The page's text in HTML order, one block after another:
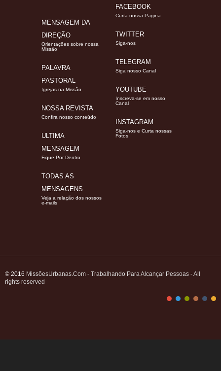
MENSAGEM DA
DIREÇÃO
Orientações sobre nossa
Missão
PALAVRA
PASTORAL
Igrejas na Missão
NOSSA REVISTA
Confira nosso conteúdo
ULTIMA
MENSAGEM
Fique Por Dentro
TODAS AS
MENSAGENS
Veja a relação dos nossos
e-mails
FACEBOOK
Curta nossa Pagina
TWITTER
Siga-nos
TELEGRAM
Siga nosso Canal
YOUTUBE
Inscreva-se em nosso
Canal
INSTAGRAM
Siga-nos e Curta nossas
Fotos
© 2016 MissõesUrbanas.Com - Trabalhando Para Alcançar Pessoas - All
rights reserved